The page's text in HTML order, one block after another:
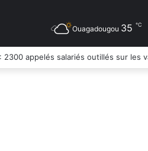
Ouagadougou 35 ℃